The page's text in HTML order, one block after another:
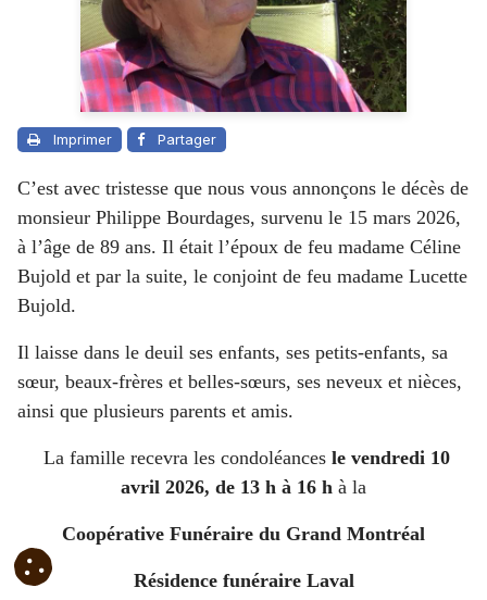
Imprimer Partager
C’est avec tristesse que nous vous annonçons le décès de
monsieur Philippe Bourdages, survenu le 15 mars 2026,
à l’âge de 89 ans. Il était l’époux de feu madame Céline
Bujold et par la suite, le conjoint de feu madame Lucette
Bujold.
Il laisse dans le deuil ses enfants, ses petits-enfants, sa
sœur, beaux-frères et belles-sœurs, ses neveux et nièces,
ainsi que plusieurs parents et amis.
La famille recevra les condoléances le vendredi 10
avril 2026, de 13 h à 16 h à la
Coopérative Funéraire du Grand Montréal
Résidence funéraire Laval